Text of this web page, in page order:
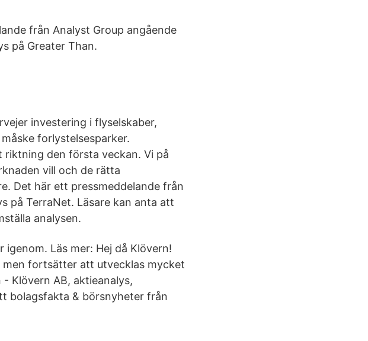
från Analyst Group angående
på Greater Than.
investering i flyselskaber,
forlystelsesparker.
den första veckan. Vi på
vill och de rätta
Det här ett pressmeddelande från
på TerraNet. Läsare kan anta att
analysen.
Läs mer: Hej då Klövern!
men fortsätter att utvecklas mycket
Klövern AB, aktieanalys,
bolagsfakta & börsnyheter från